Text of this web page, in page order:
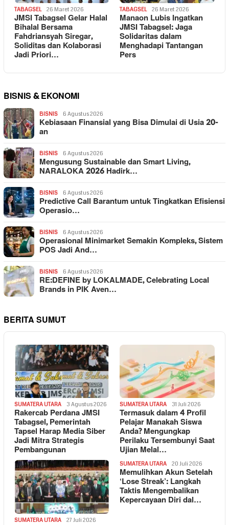
TABAGSEL 26 Maret 2026
JMSI Tabagsel Gelar Halal
Bihalal Bersama
Fahdriansyah Siregar,
Soliditas dan Kolaborasi
Jadi Priori…
TABAGSEL 26 Maret 2026
Manaon Lubis Ingatkan
JMSI Tabagsel: Jaga
Solidaritas dalam
Menghadapi Tantangan
Pers
BISNIS & EKONOMI
BISNIS 6 Agustus 2026
Kebiasaan Finansial yang Bisa Dimulai di Usia 20-
an
BISNIS 6 Agustus 2026
Mengusung Sustainable dan Smart Living,
NARALOKA 2026 Hadirk…
BISNIS 6 Agustus 2026
Predictive Call Barantum untuk Tingkatkan Efisiensi
Operasio…
BISNIS 6 Agustus 2026
Operasional Minimarket Semakin Kompleks, Sistem
POS Jadi And…
BISNIS 6 Agustus 2026
RE:DEFINE by LOKALMADE, Celebrating Local
Brands in PIK Aven…
BERITA SUMUT
SUMATERA UTARA 3 Agustus 2026
Rakercab Perdana JMSI
Tabagsel, Pemerintah
Tapsel Harap Media Siber
Jadi Mitra Strategis
Pembangunan
SUMATERA UTARA 31 Juli 2026
Termasuk dalam 4 Profil
Pelajar Manakah Siswa
Anda? Mengungkap
Perilaku Tersembunyi Saat
Ujian Melal…
SUMATERA UTARA 27 Juli 2026
SUMATERA UTARA 20 Juli 2026
Memulihkan Akun Setelah
‘Lose Streak’: Langkah
Taktis Mengembalikan
Kepercayaan Diri dal…